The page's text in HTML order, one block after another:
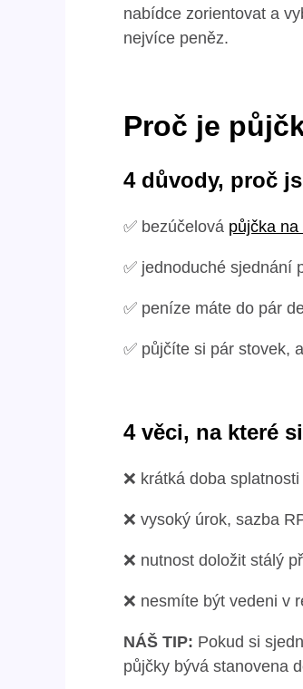
nabídce zorientovat a
nejvíce peněz.
Proč je
4 důvody, proč
✅ bezúčelová půjčka na
✅ jednoduché sjednání
✅ peníze máte do pár
✅ půjčíte si pár stovek,
4 věci, na které
❌ krátká doba splatnosti
❌ vysoký úrok, sazba
❌ nutnost doložit stálý
❌ nesmíte být vedeni v
NÁŠ TIP: Pokud si
půjčky bývá stanovena